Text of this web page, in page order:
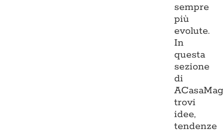
sempre
più
evolute.
In
questa
sezione
di
trovi
idee,
tendenze